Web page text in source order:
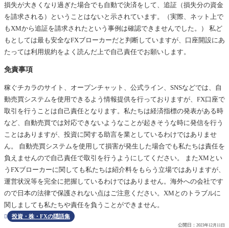
損失が大きくなり過ぎた場合でも自動で決済をして、追証（損失分の資金
を請求される）ということはないと示されています。（実際、ネット上で
もXMから追証を請求されたという事例は確認できませんでした。） 私ど
もとしては最も安全なFXブローカーだと判断していますが、口座開設にあ
たっては利用規約をよく読んだ上で自己責任でお願いします。
免責事項
稼ぐチカラのサイト、オープンチャット、公式ライン、SNSなどでは、自
動売買システムを使用できるよう情報提供を行っておりますが、FX口座で
取引を行うことは自己責任となります。私たちは経済指標の発表がある時
など、自動売買では対応できないようなことが起きそうな時に発信を行う
ことはありますが、投資に関する助言を業としているわけではありませ
ん。 自動売買システムを使用して損害が発生した場合でも私たちは責任を
負えませんので自己責任で取引を行うようにしてください。 またXMとい
うFXブローカーに関しても私たちは紹介料をもらう立場ではありますが、
運営状況等を完全に把握しているわけではありません。海外への会社です
ので日本の法律で保護されない点はご注意ください。XMとのトラブルに
関しましても私たちや責任を負うことができません。
 投資・株・FXの隠語集
公開日： 2023年12月11日